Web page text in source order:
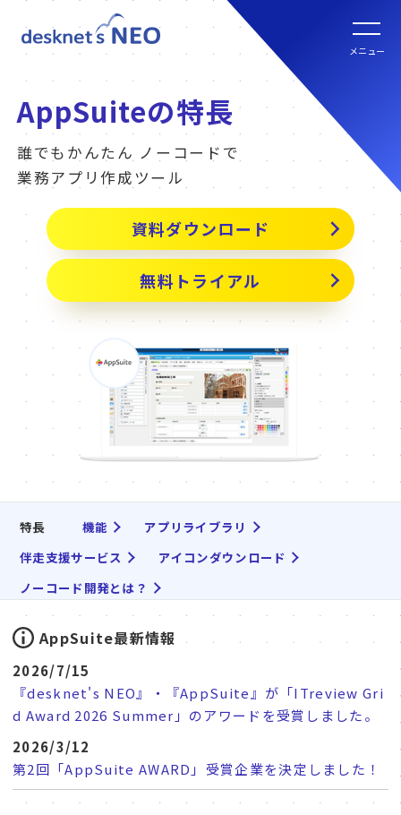
メニュー
クラウド版の特長
パッケージ版の特長
クラウド版・パッケージ版比較
他社グループウェアからの乗換 hot!
ご利用環境について
クラウド版の動作環境
パッケージ版の動作環境
全文検索システム Neuron ES
クラウド版セキュリティオプション
連携ツール
クラウド版連携ツール
パッケージ版連携ツール
パッケージ版ライセンス価格
パッケージ版ご購入の流れ
販売パートナー
販売パートナー⼀覧
AppSuiteインテグレーター
AppSuiteの特長
誰でもかんたん ノーコードで
業務アプリ作成ツール
資料ダウンロード
無料トライアル
特長 機能
アプリライブラリ
伴走支援サービス
アイコンダウンロード
ノーコード開発とは？
AppSuite最新情報
2026/7/15
『desknet's NEO』・『AppSuite』が「ITreview Gri
d Award 2026 Summer」のアワードを受賞しました。
2026/3/12
第2回「AppSuite AWARD」受賞企業を決定しました！